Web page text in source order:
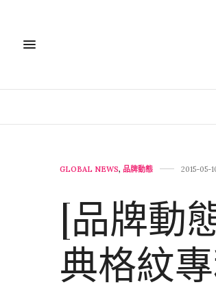
GLOBAL NEWS, 品牌動態 2015-05-
[品牌動
典格紋